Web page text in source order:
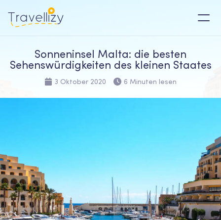
Sonneninsel Malta: die besten
Sehenswürdigkeiten des kleinen Staates
3 Oktober 2020 6 Minuten lesen